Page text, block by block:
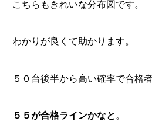
こちらもきれいな分布図です。
わかりが良くて助かります。
５０台後半から高い確率で合格
５５が合格ラインかなと 。